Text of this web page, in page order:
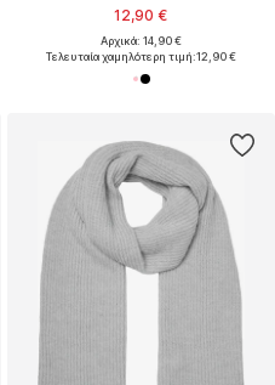
12,90 €
Αρχικά: 14,90 €
Τελευταία χαμηλότερη τιμή:12,90 €